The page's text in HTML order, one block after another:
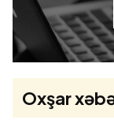
Oxşar